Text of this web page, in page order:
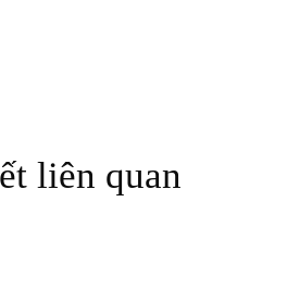
liên quan